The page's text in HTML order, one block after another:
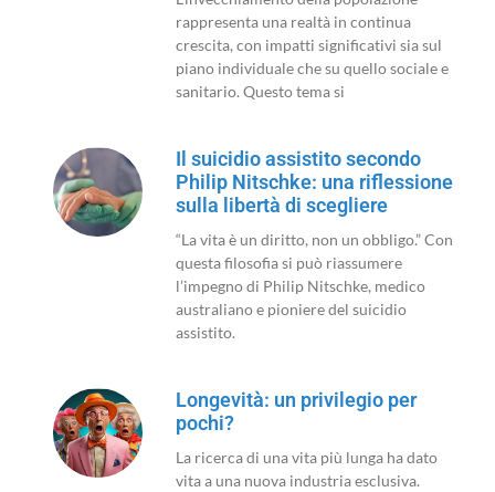
rappresenta una realtà in continua
crescita, con impatti significativi sia sul
piano individuale che su quello sociale e
sanitario. Questo tema si
Il suicidio assistito secondo
Philip Nitschke: una riflessione
sulla libertà di scegliere
“La vita è un diritto, non un obbligo.” Con
questa filosofia si può riassumere
l’impegno di Philip Nitschke, medico
australiano e pioniere del suicidio
assistito.
Longevità: un privilegio per
pochi?
La ricerca di una vita più lunga ha dato
vita a una nuova industria esclusiva.